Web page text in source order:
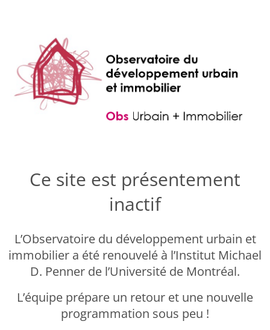
Ce site est présentement
inactif
L’Observatoire du développement urbain et
immobilier a été renouvelé à l’Institut Michael
D. Penner de l’Université de Montréal.
L’équipe prépare un retour et une nouvelle
programmation sous peu !